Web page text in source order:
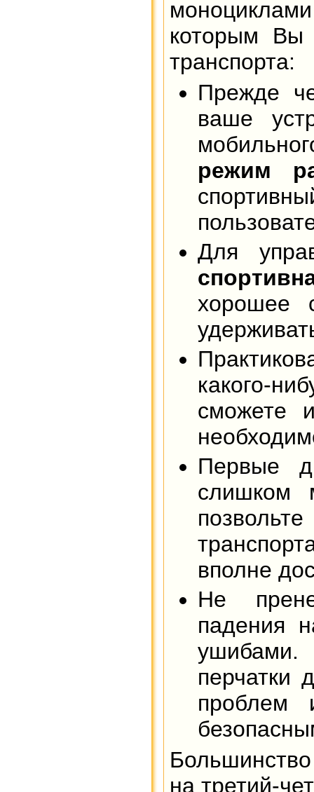
которым Вы
транспорта:
Прежде
ваше
режим
Для
хорошее
какого-
сможете
Первые
слишком
вполне
Не
падения
ушибами.
перчатки
проблем
на третий-